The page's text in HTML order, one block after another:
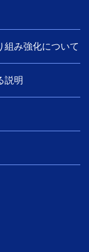
組み強化について
説明